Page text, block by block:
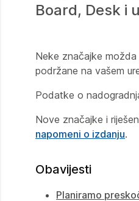
Board, Desk i
Neke značajke
podržane na vašem
Podatke o
Nove značajke i
napomeni o izdanju.
Obavijesti
Planiramo